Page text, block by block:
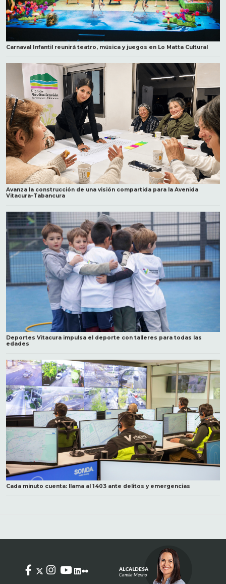
Carnaval Infantil reunirá teatro, música y juegos en Lo Matta Cultural
Avanza la construcción de una visión compartida para la Avenida
Vitacura–Tabancura
Deportes Vitacura impulsa el deporte con talleres para todas las
edades
Cada minuto cuenta: llama al 1403 ante delitos y emergencias
ALCALDESA
Camila Merino